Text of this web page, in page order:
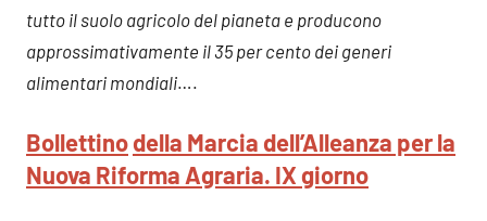
tutto il suolo agricolo del pianeta e producono
approssimativamente il 35 per cento dei generi
alimentari mondiali….
Bollettinodella Marcia dell’Alleanza per la
Nuova Riforma Agraria. IX giorno